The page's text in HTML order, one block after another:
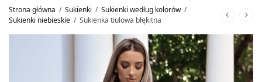
Strona główna / Sukienki / Sukienki według kolorów /
Sukienki niebieskie / Sukienka tiulowa błękitna